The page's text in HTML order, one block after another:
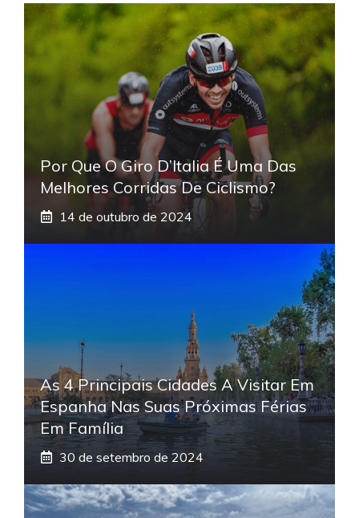
Por Que O Giro D’Italia É Uma Das
Melhores Corridas De Ciclismo?
14 de outubro de 2024
As 4 Principais Cidades A Visitar Em
Espanha Nas Suas Próximas Férias
Em Família
30 de setembro de 2024